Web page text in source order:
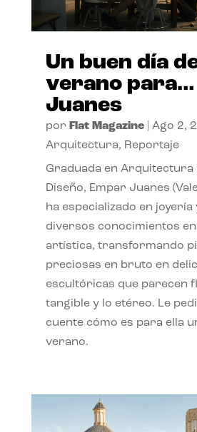
Un buen día
verano para…
Juanes
por Flat Magazine| Ago 2,
Arquitectura, Reportaje
Graduada en Arquitectura
Diseño, Empar Juanes
ha especializado en joyería
diversos conocimientos
artística, transformando
preciosas en bruto en
escultóricas que parecen
tangible y lo etéreo. Le
cuente cómo es para ella
verano.